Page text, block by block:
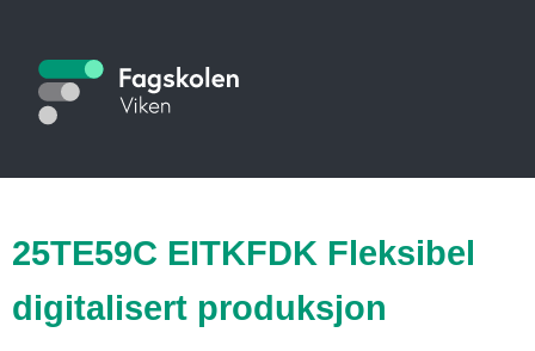
hovedinnhold
S
t
i
k
25TE59C EITKFDK Fleksibel
digitalisert produksjon